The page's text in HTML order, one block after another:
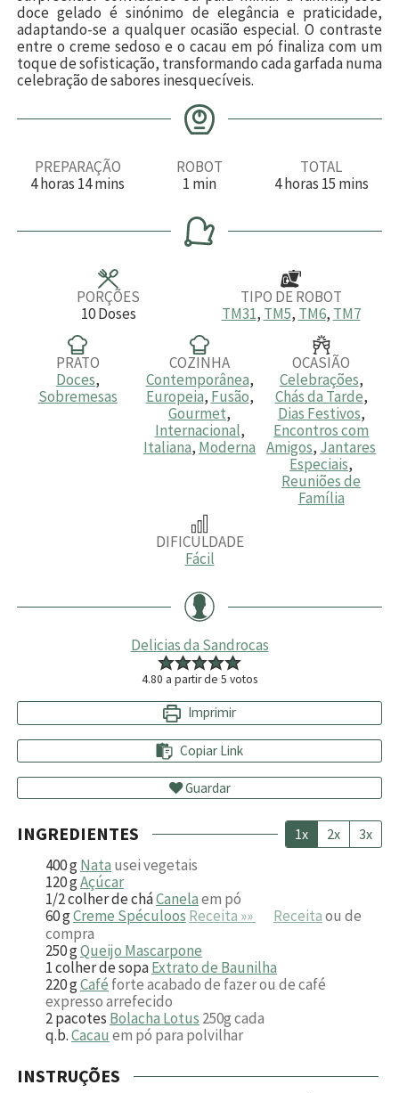
doce gelado é sinónimo de elegância e praticidade,
adaptando-se a qualquer ocasião especial. O contraste
entre o creme sedoso e o cacau em pó finaliza com um
toque de sofisticação, transformando cada garfada numa
celebração de sabores inesquecíveis.
PREPARAÇÃO
4h
a
horas 14m
u
mins
ROBOT
1 m
n
u
t
min
TOTAL
4h
a
horas 15m
u
mins
PORÇÕES
10 Doses
TIPO DE ROBOT
TM31, TM5, TM6, TM7
PRATO
Doces,
Sobremesas
COZINHA
Contemporânea,
Europeia, Fusão,
Gourmet,
Internacional,
Italiana, Moderna
OCASIÃO
Celebrações,
Chás da Tarde,
Dias Festivos,
Encontros com
Amigos, Jantares
Especiais,
Reuniões de
Família
DIFICULDADE
Fácil
Delicias da Sandrocas
4.80 a partir de 5 votos
Imprimir
Copiar Link
Guardar
INGREDIENTES 1x 2x 3x
400gNata usei vegetais
120gAçúcar
1/2colher de cháCanelaem pó
60gCreme Spéculoos Receita »» Receitaou de
compra
250gQueijo Mascarpone
1colher de sopaExtrato de Baunilha
220gCafé forte acabado de fazer ou de café
expresso arrefecido
2pacotes Bolacha Lotus 250g cada
q.b.Cacau em pó para polvilhar
INSTRUÇÕES